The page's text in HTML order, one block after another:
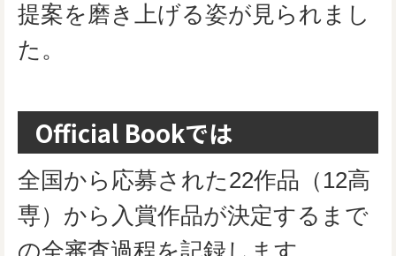
提案を磨き上げる姿が見られまし
た。
Official Bookでは
全国から応募された22作品（12高
専）から入賞作品が決定するまで
の全審査過程を記録します。